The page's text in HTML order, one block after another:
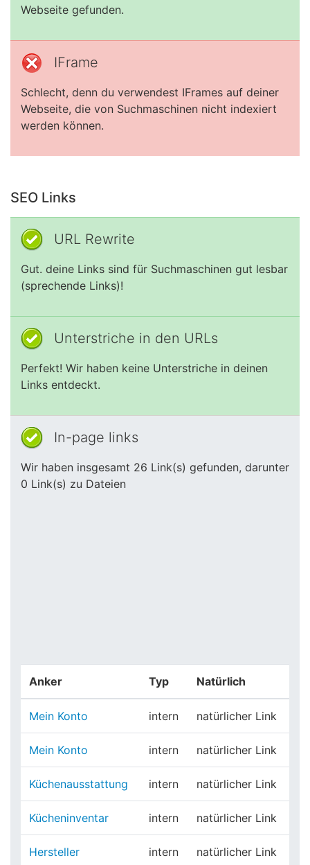
Webseite gefunden.
IFrame
Schlecht, denn du verwendest IFrames auf deiner
Webseite, die von Suchmaschinen nicht indexiert
werden können.
SEO Links
URL Rewrite
Gut. deine Links sind für Suchmaschinen gut lesbar
(sprechende Links)!
Unterstriche in den URLs
Perfekt! Wir haben keine Unterstriche in deinen
Links entdeckt.
In-page links
Wir haben insgesamt 26 Link(s) gefunden, darunter
0 Link(s) zu Dateien
Anker Typ Natürlich
Mein Konto intern natürlicher Link
Mein Konto intern natürlicher Link
Küchenausstattung intern natürlicher Link
Kücheninventar intern natürlicher Link
Hersteller intern natürlicher Link